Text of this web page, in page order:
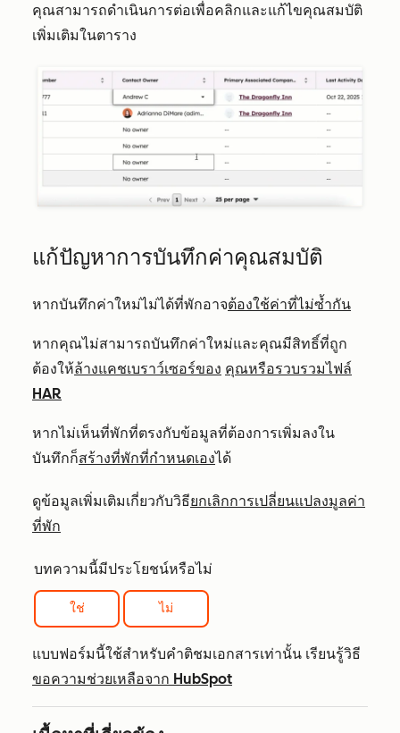
คุณสามารถดำเนินการต่อเพื่อคลิกและแก้ไขคุณสมบัติ
เพิ่มเติมในตาราง
แก้ปัญหาการบันทึกค่าคุณสมบัติ
หากบันทึกค่าใหม่ไม่ได้ที่พักอาจต้องใช้ค่าที่ไม่ซ้ำกัน
หากคุณไม่สามารถบันทึกค่าใหม่และคุณมีสิทธิ์ที่ถูก
ต้องให้ล้างแคชเบราว์เซอร์ของ คุณหรือรวบรวมไฟล์
HAR
หากไม่เห็นที่พักที่ตรงกับข้อมูลที่ต้องการเพิ่มลงใน
บันทึกก็สร้างที่พักที่กำหนดเองได้
ดูข้อมูลเพิ่มเติมเกี่ยวกับวิธียกเลิกการเปลี่ยนแปลงมูลค่า
ที่พัก
บทความนี้มีประโยชน์หรือไม่
ใช่ ไม่
แบบฟอร์มนี้ใช้สำหรับคำติชมเอกสารเท่านั้น เรียนรู้วิธี
ขอความช่วยเหลือจาก HubSpot